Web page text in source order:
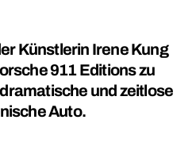
Künstlerin Irene Kung
911 Editions zu
und zeitlose
Auto.